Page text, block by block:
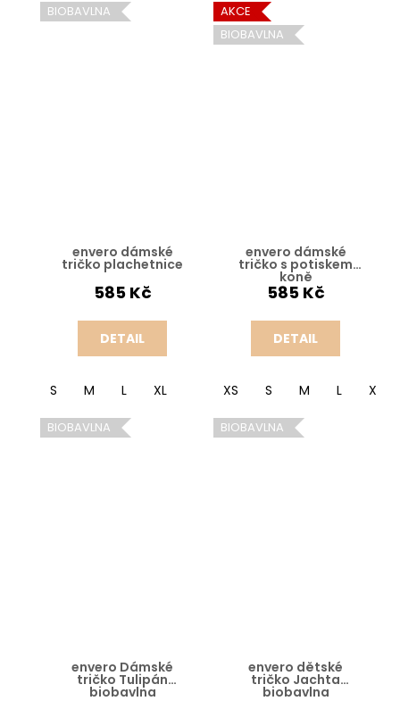
BIOBAVLNA
envero dámské
tričko plachetnice
585 Kč
DETAIL
S M L XL
AKCE
BIOBAVLNA
envero dámské
tričko s potiskem
koně
585 Kč
DETAIL
XS S M L XL
BIOBAVLNA
envero Dámské
tričko Tulipán
biobavlna
BIOBAVLNA
envero dětské
tričko Jachta
biobavlna